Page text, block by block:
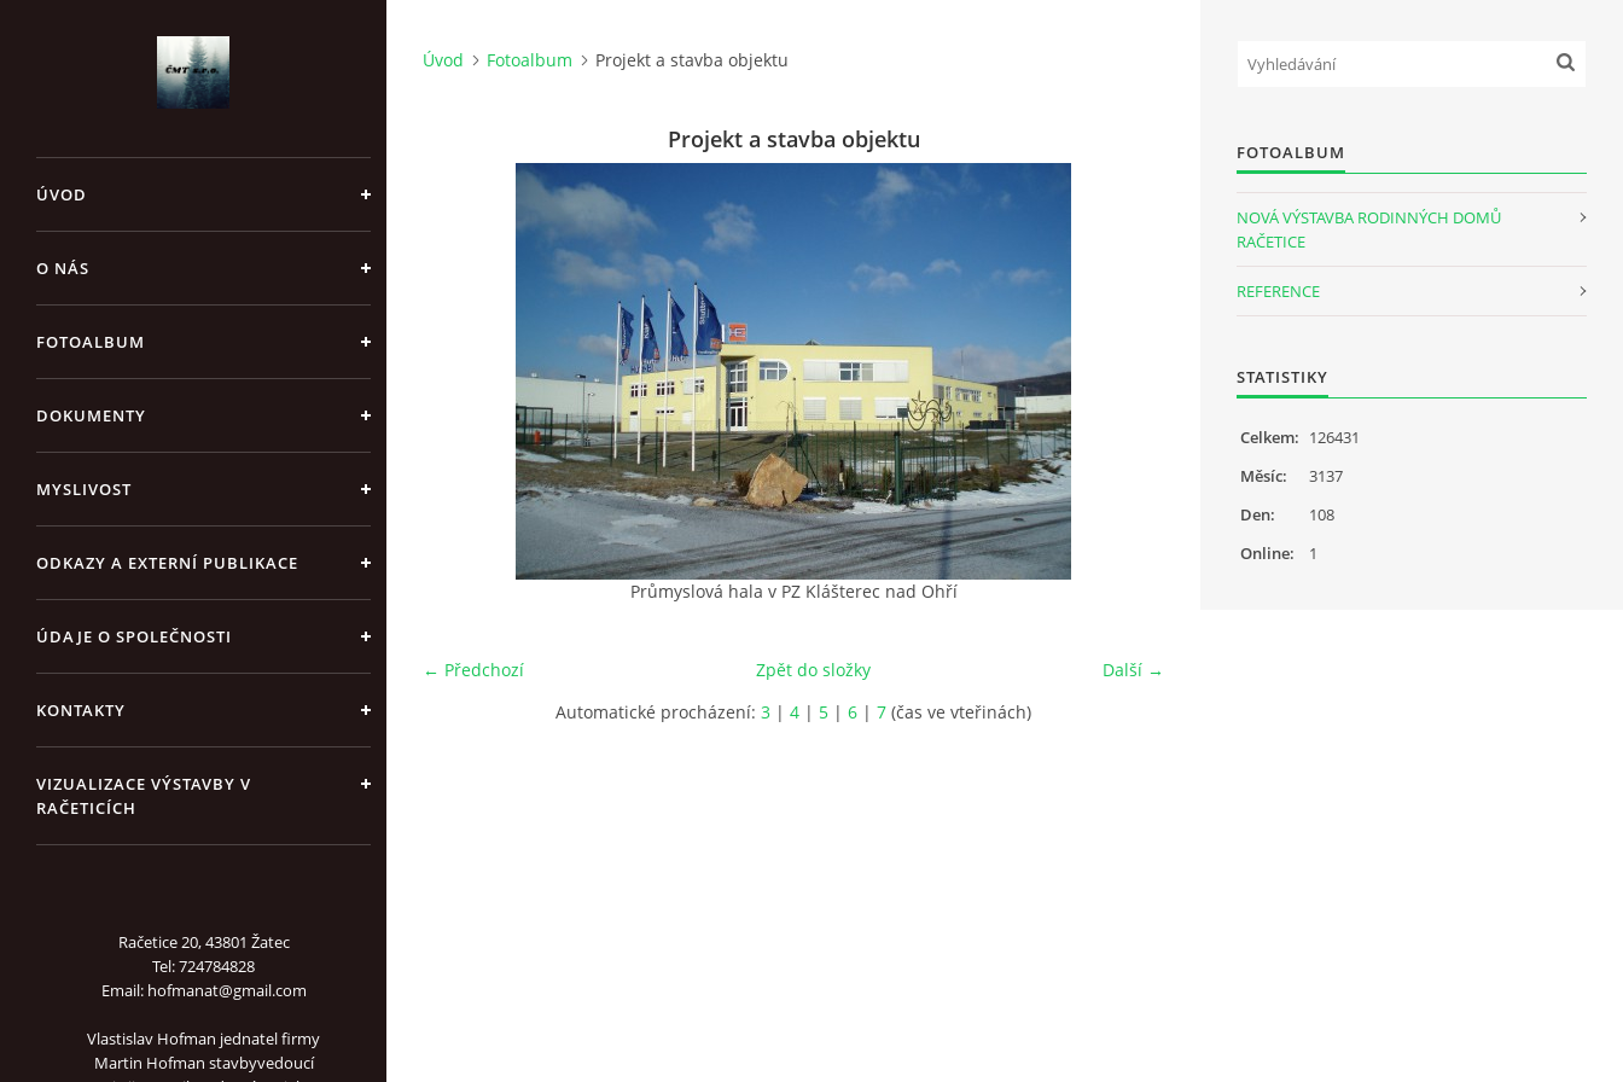
ÚVOD
O NÁS
FOTOALBUM
DOKUMENTY
MYSLIVOST
ODKAZY A EXTERNÍ PUBLIKACE
ÚDAJE O SPOLEČNOSTI
KONTAKTY
VIZUALIZACE VÝSTAVBY V
RAČETICÍCH
Račetice 20, 43801 Žatec
Tel: 724784828
Email: hofmanat@gmail.com
Vlastislav Hofman jednatel firmy
Martin Hofman stavbyvedoucí
Úvod Fotoalbum Projekt a stavba objektu
Projekt a stavba objektu
Průmyslová hala v PZ Klášterec nad Ohří
← Předchozí Další →
Zpět do složky
Automatické procházení: 3 | 4 | 5 | 6 | 7 (čas ve vteřinách)
FOTOALBUM
NOVÁ VÝSTAVBA RODINNÝCH DOMŮ
RAČETICE
REFERENCE
STATISTIKY
Online: 1
Celkem: 126431
Měsíc:
3137
Den:
108